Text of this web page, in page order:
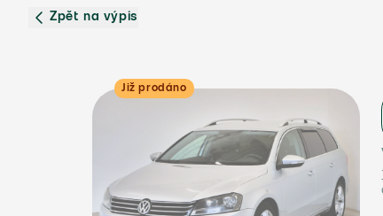
Zpět na výpis
Již prodáno